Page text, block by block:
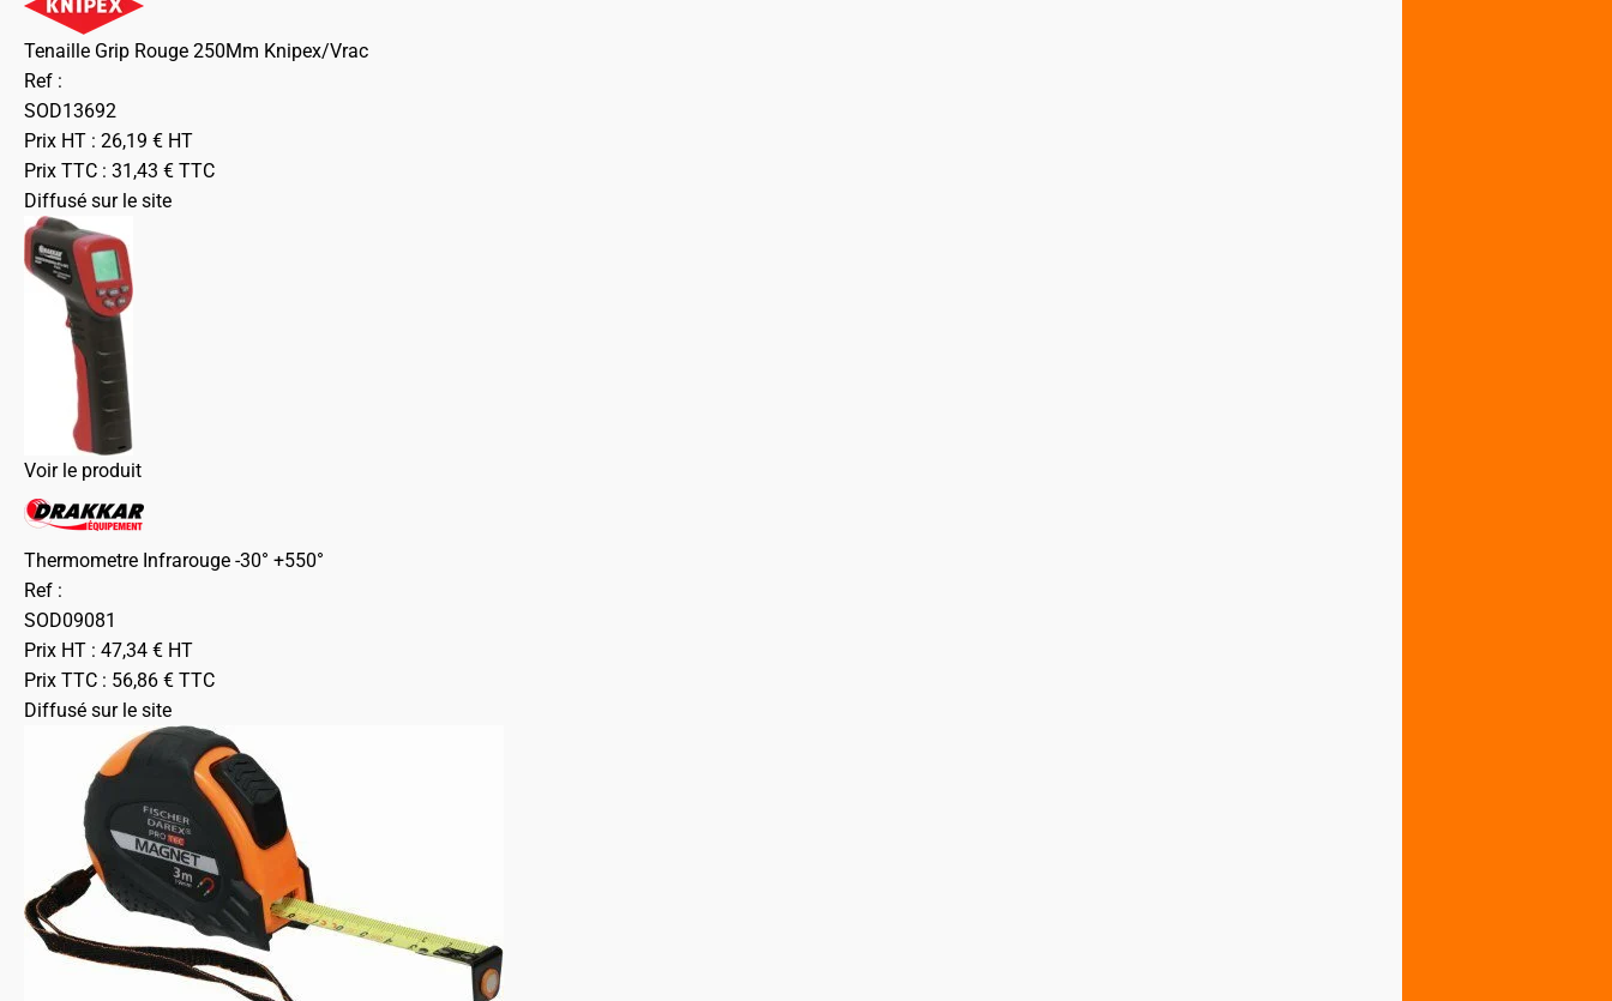
Tenaille Grip Rouge 250Mm Knipex/Vrac
Ref :
SOD13692
Prix HT : 26,19 € HT
Prix TTC : 31,43 € TTC
Diffusé sur le site
Voir le produit
Thermometre Infrarouge -30° +550°
Ref :
SOD09081
Prix HT : 47,34 € HT
Prix TTC : 56,86 € TTC
Diffusé sur le site